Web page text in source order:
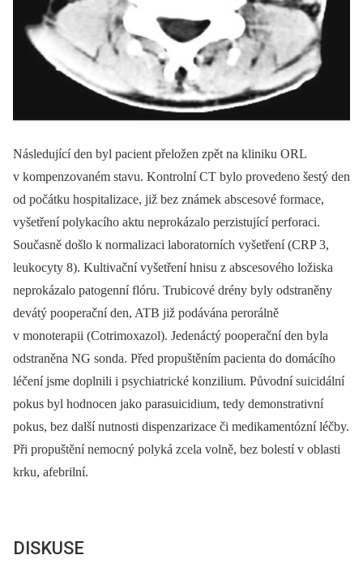
Následující den byl pacient přeložen zpět na kliniku ORL
v kompenzovaném stavu. Kontrolní CT bylo provedeno šestý den
od počátku hospitalizace, již bez známek abscesové formace,
vyšetření polykacího aktu neprokázalo perzistující perforaci.
Současně došlo k normalizaci laboratorních vyšetření (CRP 3,
leukocyty 8). Kultivační vyšetření hnisu z abscesového ložiska
neprokázalo patogenní flóru. Trubicové drény byly odstraněny
devátý pooperační den, ATB již podávána perorálně
v monoterapii (Cotrimoxazol). Jedenáctý pooperační den byla
odstraněna NG sonda. Před propuštěním pacienta do domácího
léčení jsme doplnili i psychiatrické konzilium. Původní suicidální
pokus byl hodnocen jako parasuicidium, tedy demonstrativní
pokus, bez další nutnosti dispenzarizace či medikamentózní léčby.
Při propuštění nemocný polyká zcela volně, bez bolestí v oblasti
krku, afebrilní.
DISKUSE